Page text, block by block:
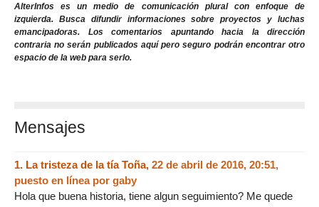
AlterInfos es un medio de comunicación plural con enfoque de
izquierda. Busca difundir informaciones sobre proyectos y luchas
emancipadoras. Los comentarios apuntando hacia la dirección
contraria no serán publicados aquí pero seguro podrán encontrar otro
espacio de la web para serlo.
Mensajes
1. La tristeza de la tía Toña, 22 de abril de 2016, 20:51,
puesto en línea por gaby
Hola que buena historia, tiene algun seguimiento? Me quede